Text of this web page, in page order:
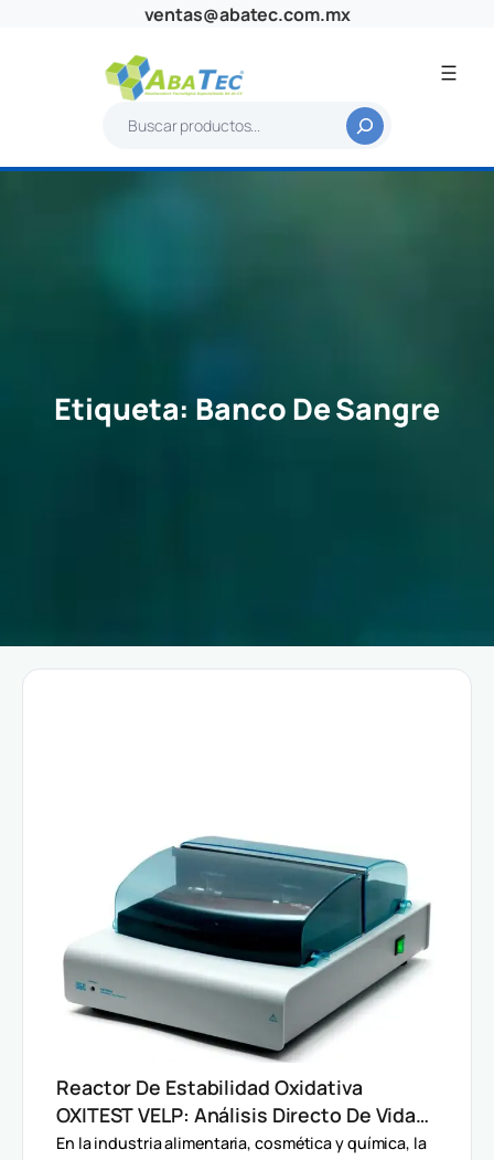
ventas@abatec.com.mx
s
Etiqueta: Banco De Sangre
Reactor De Estabilidad Oxidativa
OXITEST VELP: Análisis Directo De Vida
Útil Sin Extracción De Grasa
En la industria alimentaria, cosmética y química, la